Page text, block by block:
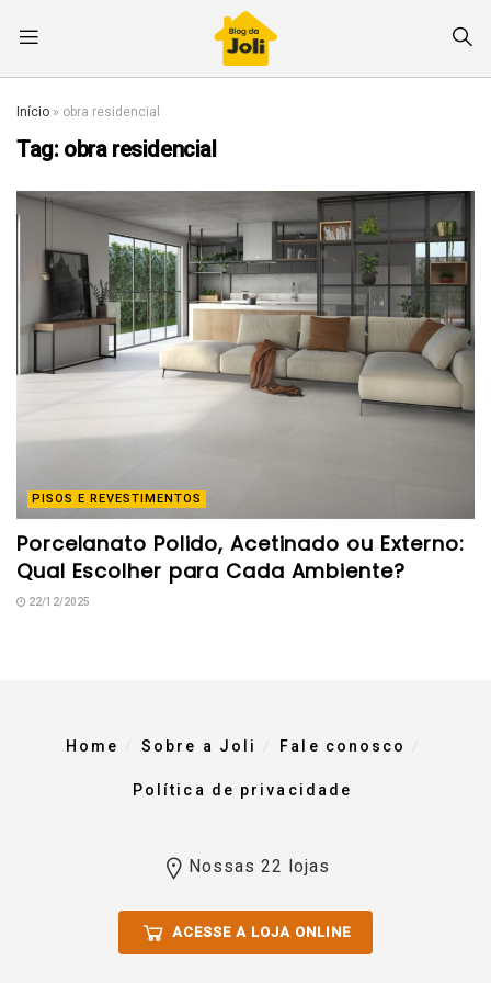
Início » obra residencial
Tag: obra residencial
PISOS E REVESTIMENTOS
Porcelanato Polido, Acetinado ou Externo:
Qual Escolher para Cada Ambiente?
22/12/2025
Home Sobre a Joli Fale conosco
Política de privacidade
Nossas 22 lojas
ACESSE A LOJA ONLINE